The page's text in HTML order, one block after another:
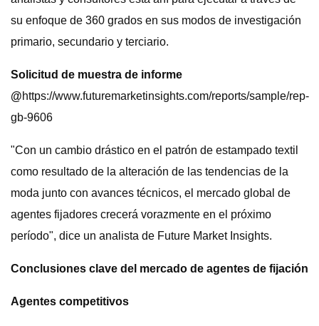
su enfoque de 360 ​​grados en sus modos de investigación
primario, secundario y terciario.
Solicitud de muestra de informe
@https://www.futuremarketinsights.com/reports/sample/rep-
gb-9606
"Con un cambio drástico en el patrón de estampado textil
como resultado de la alteración de las tendencias de la
moda junto con avances técnicos, el mercado global de
agentes fijadores crecerá vorazmente en el próximo
período", dice un analista de Future Market Insights.
Conclusiones clave del mercado de agentes de fijación
Agentes competitivos